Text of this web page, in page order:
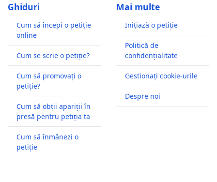
Ghiduri
Cum să începi o petiție
online
Cum se scrie o petiție?
Cum să promovați o
petiție?
Cum să obții apariții în
presă pentru petiția ta
Cum să înmânezi o
petiție
Mai multe
Inițiază o petiție
Politică de
confidențialitate
Gestionați cookie-urile
Despre noi